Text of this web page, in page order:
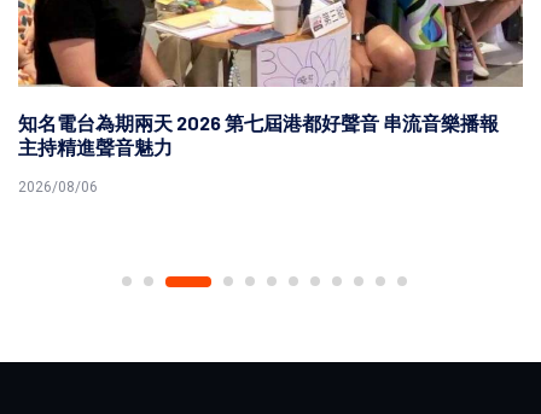
知名電台為期兩天 2026 第七屆港都好聲音 串流音樂播報
主持精進聲音魅力
2026/08/06